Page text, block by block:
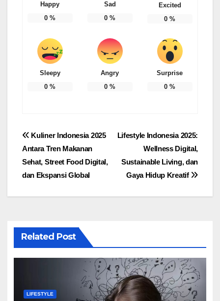
Happy
0 %
Sad
0 %
Excited
0 %
Sleepy
0 %
Angry
0 %
Surprise
0 %
Post
navigation
Lifestyle Indonesia 2025:
Wellness Digital,
Sustainable Living, dan
Gaya Hidup Kreatif
Kuliner Indonesia 2025
Antara Tren Makanan
Sehat, Street Food Digital,
dan Ekspansi Global
Related Post
LIFESTYLE